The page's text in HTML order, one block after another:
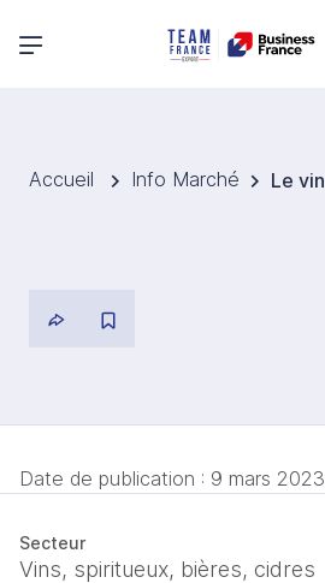
Menu principal
Accueil Info Marché
Date de publication : 9 mars 2023
Secteur
Vins, spiritueux, bières, cidres